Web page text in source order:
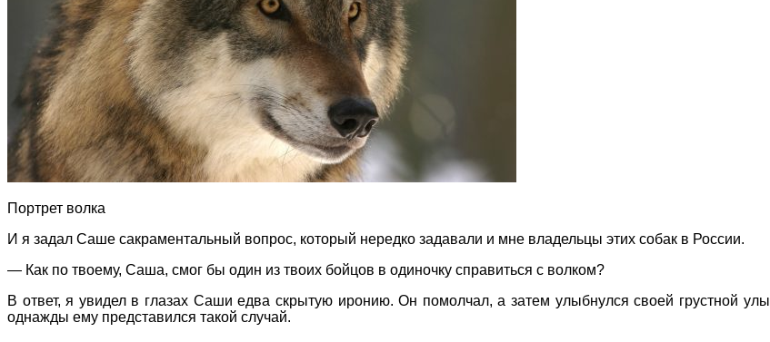
Портрет волка
И я задал Саше сакраментальный вопрос, который нередко задавали и мне владельцы этих собак в России.
— Как по твоему, Саша, смог бы один из твоих бойцов в одиночку справиться с волком?
В ответ, я увидел в глазах Саши едва скрытую иронию. Он помолчал, а затем улыбнулся своей грустной
однажды ему представился такой случай.